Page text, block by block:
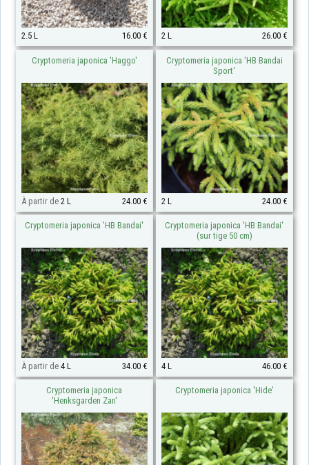
2.5 L 16.00 € 2 L 26.00 €
Cryptomeria japonica 'Haggo'
À partir de 2 L 24.00 €
Cryptomeria japonica 'HB Bandai
Sport'
2 L 24.00 €
Cryptomeria japonica 'HB Bandai'
À partir de 4 L 34.00 €
Cryptomeria japonica 'HB Bandai'
(sur tige 50 cm)
4 L 46.00 €
Cryptomeria japonica
'Henksgarden Zan'
Cryptomeria japonica 'Hide'